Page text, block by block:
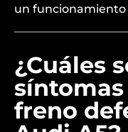
un
¿Cuáles
freno